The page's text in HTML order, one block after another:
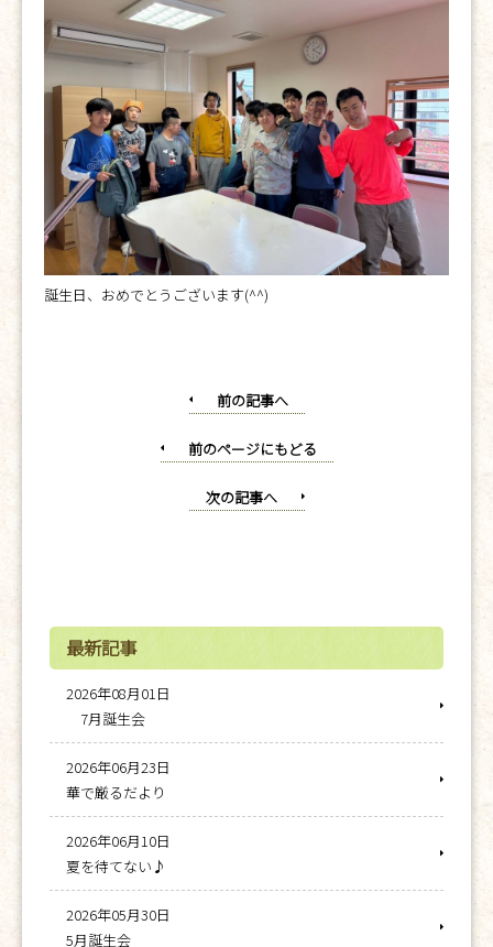
誕生日、おめでとうございます(^^)
前の記事へ
前のページにもどる
次の記事へ
最新記事
2026年08月01日
7月誕生会
2026年06月23日
華で厳るだより
2026年06月10日
夏を待てない♪
2026年05月30日
5月誕生会